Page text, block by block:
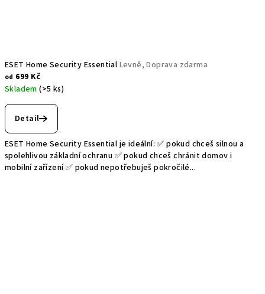
ESET Home Security Essential Levně, Doprava zdarma
od 699 Kč
Skladem(>5 ks)
Detail
ESET Home Security Essential je ideální: ✅ pokud chceš silnou a
spolehlivou základní ochranu ✅ pokud chceš chránit domov i
mobilní zařízení ✅ pokud nepotřebuješ pokročilé...